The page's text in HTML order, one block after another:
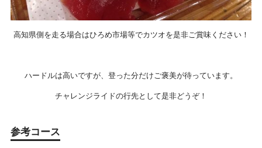
高知県側を走る場合はひろめ市場等でカツオを是非ご賞味ください！
ハードルは高いですが、登った分だけご褒美が待っています。
チャレンジライドの行先として是非どうぞ！
参考コース